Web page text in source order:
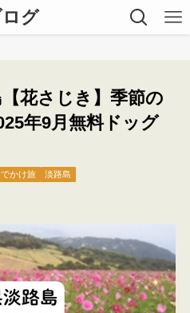
グ
花さじき】季節の
年9月無料ドッグ
かけ旅 淡路島